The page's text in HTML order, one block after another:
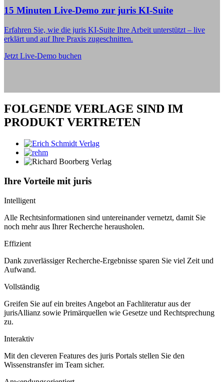
15 Minuten Live-Demo zur juris KI-Suite
Erfahren Sie, wie die juris KI-Suite Ihre Arbeit unterstützt – live
erklärt und auf Ihre Praxis zugeschnitten.
Jetzt Live-Demo buchen
FOLGENDE VERLAGE SIND IM
PRODUKT VERTRETEN
Ihre Vorteile mit juris
Intelligent
Alle Rechtsinformationen sind untereinander vernetzt, damit Sie
noch mehr aus Ihrer Recherche herausholen.
Effizient
Dank zuverlässiger Recherche-Ergebnisse sparen Sie viel Zeit und
Aufwand.
Vollständig
Greifen Sie auf ein breites Angebot an Fachliteratur aus der
jurisAllianz sowie Primärquellen wie Gesetze und Rechtsprechung
zu.
Interaktiv
Mit den cleveren Features des juris Portals stellen Sie den
Wissenstransfer im Team sicher.